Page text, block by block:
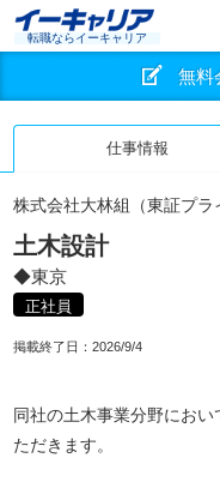
転職ならイーキャリア
無料
仕事情報
株式会社大林組（東証プラ
土木設計
◆東京
正社員
掲載終了日： 2026/9/4
同社の土木事業分野にお
ただきます。